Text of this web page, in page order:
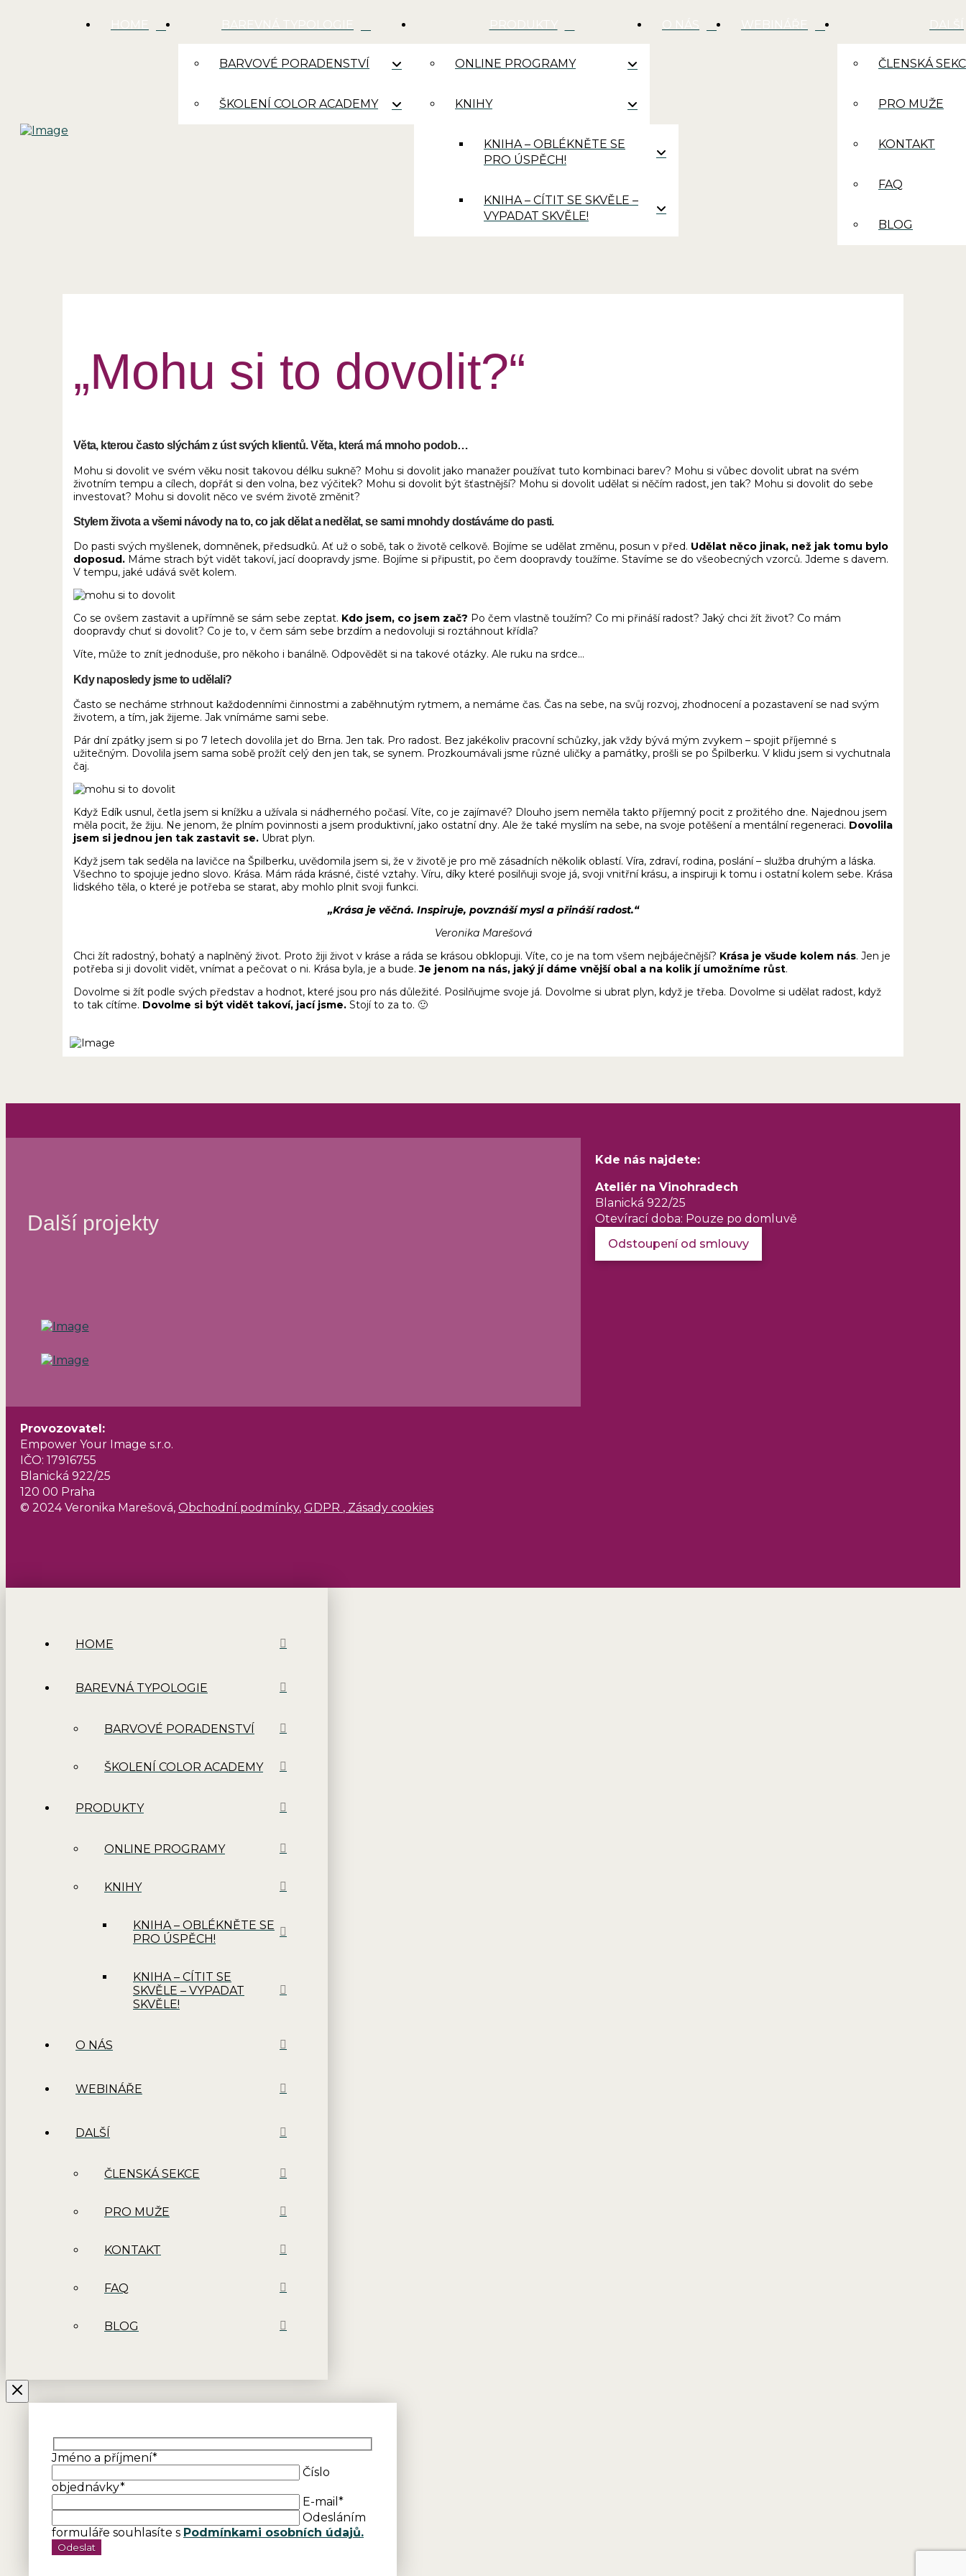
BARVOVÉ PORADENSTVÍ
ŠKOLENÍ COLOR ACADEMY
ONLINE PROGRAMY
KNIHY
KNIHA – OBLÉKNĚTE SE
PRO ÚSPĚCH!
KNIHA – CÍTIT SE SKVĚLE –
VYPADAT SKVĚLE!
ČLENSKÁ
PRO MUŽE
KONTAKT
FAQ
BLOG
„Mohu si to dovolit?“
Věta, kterou často slýchám z úst svých klientů. Věta, která má mnoho podob…
Mohu si dovolit ve svém věku nosit takovou délku sukně? Mohu si dovolit jako manažer používat tuto kombinaci barev? Mohu si vůbec dovolit ubrat na svém
životním tempu a cílech, dopřát si den volna, bez výčitek? Mohu si dovolit být šťastnější? Mohu si dovolit udělat si něčím radost, jen tak? Mohu si dovolit do sebe
investovat? Mohu si dovolit něco ve svém životě změnit?
Stylem života a všemi návody na to, co jak dělat a nedělat, se sami mnohdy dostáváme do pasti.
Do pasti svých myšlenek, domněnek, předsudků. Ať už o sobě, tak o životě celkově. Bojíme se udělat změnu, posun v před. Udělat něco jinak, než jak tomu bylo
doposud. Máme strach být vidět takoví, jací doopravdy jsme. Bojíme si připustit, po čem doopravdy toužíme. Stavíme se do všeobecných vzorců. Jdeme s davem.
V tempu, jaké udává svět kolem.
Co se ovšem zastavit a upřímně se sám sebe zeptat. Kdo jsem, co jsem zač? Po čem vlastně toužím? Co mi přináší radost? Jaký chci žít život? Co mám
doopravdy chuť si dovolit? Co je to, v čem sám sebe brzdím a nedovoluji si roztáhnout křídla?
Víte, může to znít jednoduše, pro někoho i banálně. Odpovědět si na takové otázky. Ale ruku na srdce…
Kdy naposledy jsme to udělali?
Často se necháme strhnout každodenními činnostmi a zaběhnutým rytmem, a nemáme čas. Čas na sebe, na svůj rozvoj, zhodnocení a pozastavení se nad svým
životem, a tím, jak žijeme. Jak vnímáme sami sebe.
Pár dní zpátky jsem si po 7 letech dovolila jet do Brna. Jen tak. Pro radost. Bez jakékoliv pracovní schůzky, jak vždy bývá mým zvykem – spojit příjemné s
užitečným. Dovolila jsem sama sobě prožít celý den jen tak, se synem. Prozkoumávali jsme různé uličky a památky, prošli se po Špilberku. V klidu jsem si vychutnala
čaj.
Když Edík usnul, četla jsem si knížku a užívala si nádherného počasí. Víte, co je zajímavé? Dlouho jsem neměla takto příjemný pocit z prožitého dne. Najednou jsem
měla pocit, že žiju. Ne jenom, že plním povinnosti a jsem produktivní, jako ostatní dny. Ale že také myslím na sebe, na svoje potěšení a mentální regeneraci. Dovolila
jsem si jednou jen tak zastavit se.Ubrat plyn.
Když jsem tak seděla na lavičce na Špilberku, uvědomila jsem si, že v životě je pro mě zásadních několik oblastí. Víra, zdraví, rodina, poslání – služba druhým a láska.
Všechno to spojuje jedno slovo. Krása. Mám ráda krásné, čisté vztahy. Víru, díky které posilňuji svoje já, svoji vnitřní krásu, a inspiruji k tomu i ostatní kolem sebe. Krása
lidského těla, o které je potřeba se starat, aby mohlo plnit svoji funkci.
„Krása je věčná. Inspiruje, povznáší mysl a přináší radost.“
Veronika Marešová
Chci žít radostný, bohatý a naplněný život. Proto žiji život v kráse a ráda se krásou obklopuji. Víte, co je na tom všem nejbáječnější? Krása je všude kolem nás. Jen je
potřeba si ji dovolit vidět, vnímat a pečovat o ni. Krása byla, je a bude.Je jenom na nás, jaký jí dáme vnější obal a na kolik jí umožníme růst.
Dovolme si žít podle svých představ a hodnot, které jsou pro nás důležité. Posilňujme svoje já. Dovolme si ubrat plyn, když je třeba. Dovolme si udělat radost, když
to tak cítíme. Dovolme si být vidět takoví, jací jsme.Stojí to za to. 🙂
Další projekty
Kde nás najdete:
Ateliér na Vinohradech
Blanická 922/25
Otevírací doba: Pouze po domluvě
Odstoupení od smlouvy
Provozovatel:
Empower Your Image s.r.o.
IČO: 17916755
Blanická 922/25
120 00 Praha
© 2024 Veronika Marešová, Obchodní podmínky, GDPR , Zásady cookies
HOME
BAREVNÁ TYPOLOGIE
BARVOVÉ PORADENSTVÍ
ŠKOLENÍ COLOR ACADEMY
PRODUKTY
ONLINE PROGRAMY
KNIHY
KNIHA – OBLÉKNĚTE SE
PRO ÚSPĚCH!
KNIHA – CÍTIT SE
SKVĚLE – VYPADAT
SKVĚLE!
O NÁS
WEBINÁŘE
DALŠÍ
ČLENSKÁ SEKCE
PRO MUŽE
KONTAKT
FAQ
BLOG
Jméno a příjmení*
Číslo
objednávky*
E-mail*
Odesláním
formuláře souhlasíte s Podmínkami osobních údajů.